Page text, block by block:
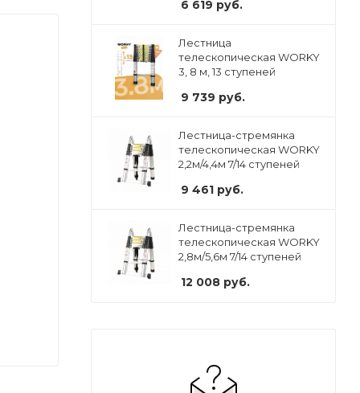
6 619 руб.
Лестница
телескопическая WORKY
3, 8 м, 13 ступеней
9 739 руб.
Лестница-стремянка
телескопическая WORKY
2,2м/4,4м 7/14 ступеней
9 461 руб.
Лестница-стремянка
телескопическая WORKY
2,8м/5,6м 7/14 ступеней
12 008 руб.